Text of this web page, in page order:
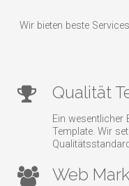
Wir bieten beste
Qualität
Ein wesentlicher
Template. Wir
Web